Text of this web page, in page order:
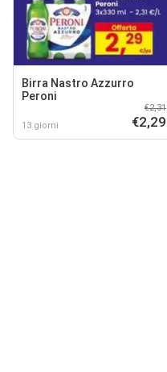
Birra Nastro Azzurro
Peroni
13 giorni
€2,31
€2,29